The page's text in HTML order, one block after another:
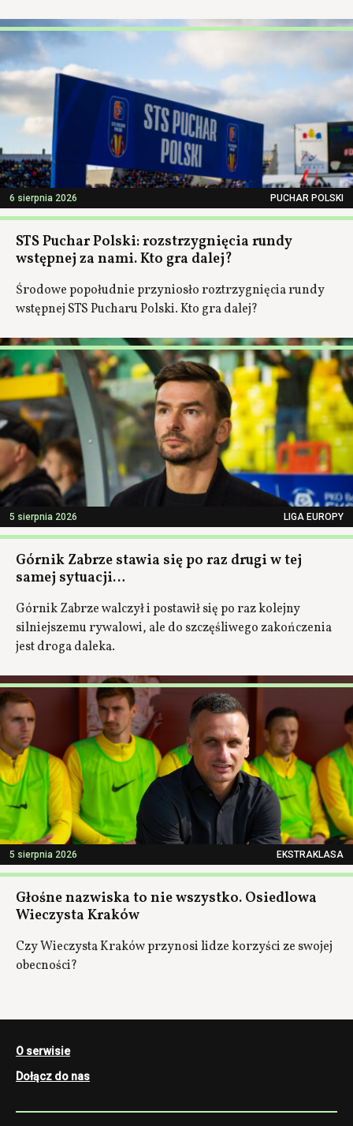
6 sierpnia 2026 PUCHAR POLSKI
STS Puchar Polski: rozstrzygnięcia rundy
wstępnej za nami. Kto gra dalej?
Środowe popołudnie przyniosło roztrzygnięcia rundy
wstępnej STS Pucharu Polski. Kto gra dalej?
5 sierpnia 2026 LIGA EUROPY
Górnik Zabrze stawia się po raz drugi w tej
samej sytuacji…
Górnik Zabrze walczył i postawił się po raz kolejny
silniejszemu rywalowi, ale do szczęśliwego zakończenia
jest droga daleka.
5 sierpnia 2026 EKSTRAKLASA
Głośne nazwiska to nie wszystko. Osiedlowa
Wieczysta Kraków
Czy Wieczysta Kraków przynosi lidze korzyści ze swojej
obecności?
O serwisie
Dołącz do nas